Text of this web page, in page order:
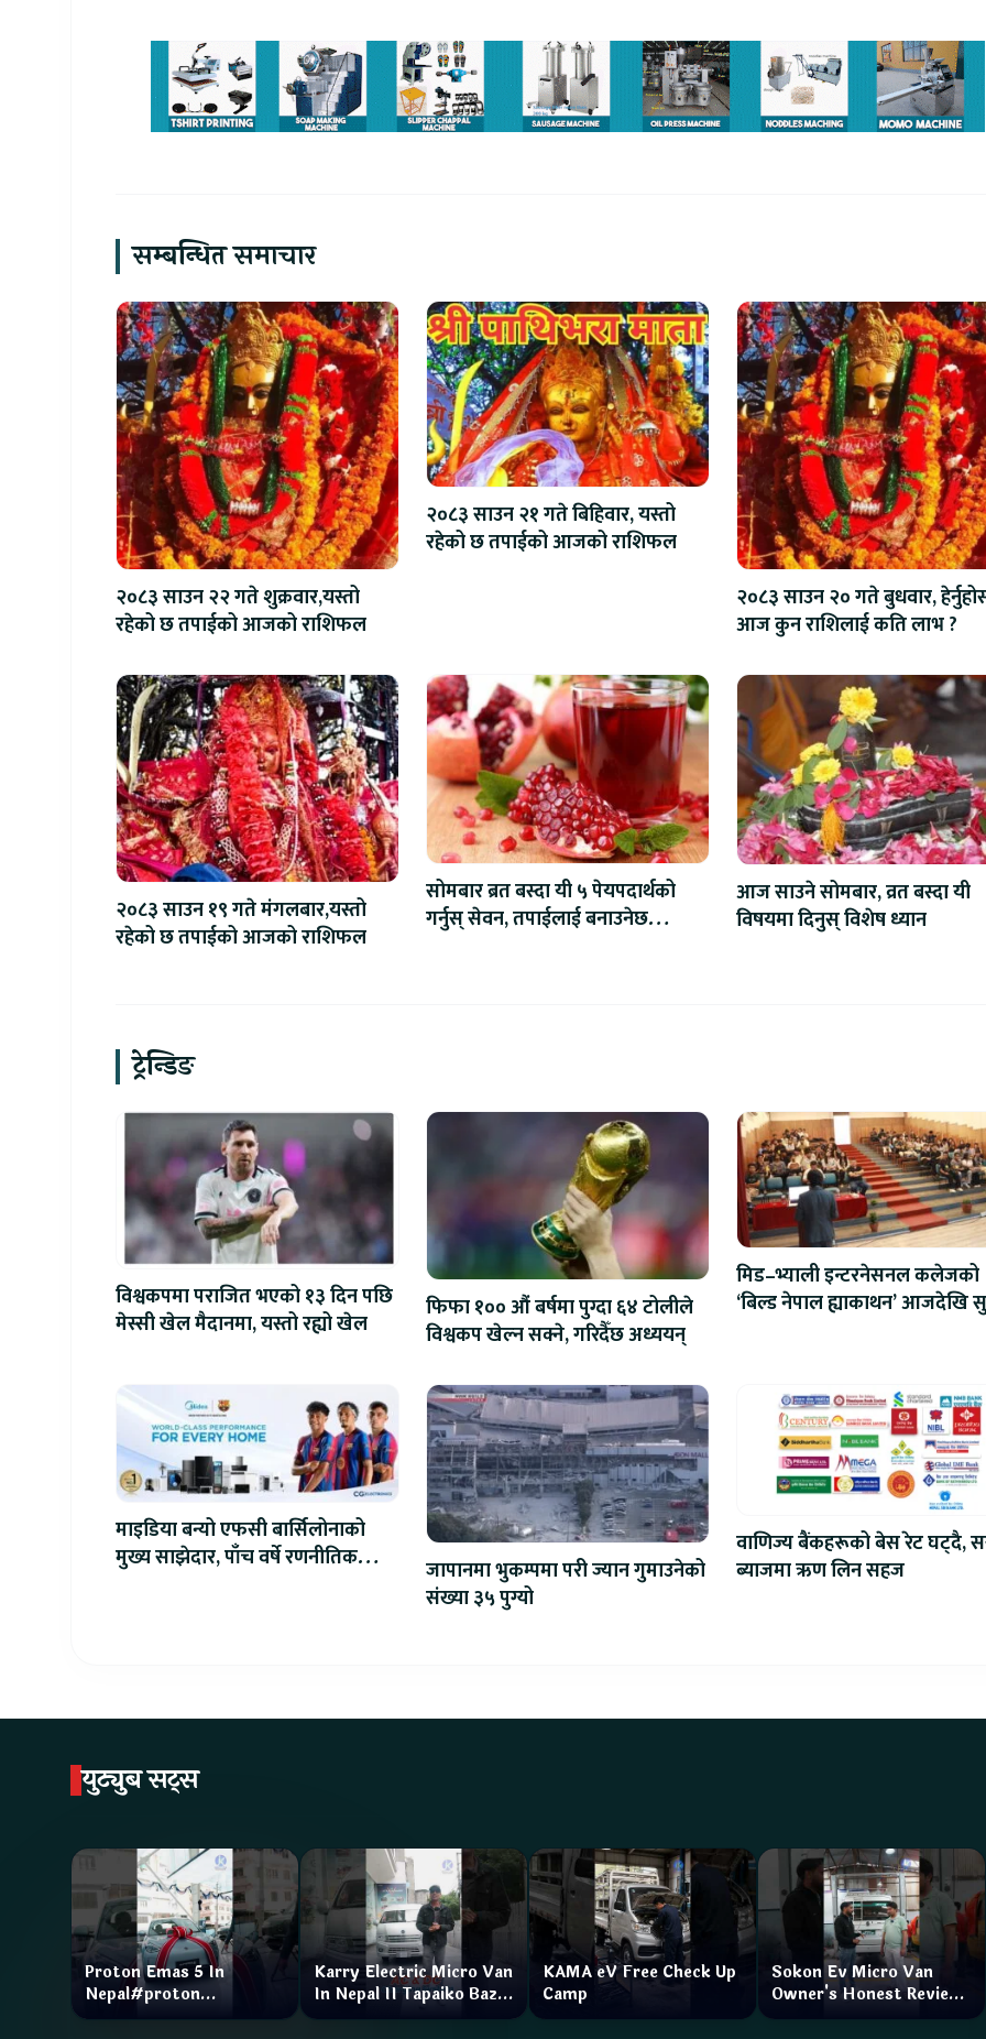
सम्बन्धित समाचार
२०८३ साउन २२ गते शुक्रवार,यस्तो
रहेको छ तपाईको आजको राशिफल
२०८३ साउन २१ गते बिहिवार, यस्तो
रहेको छ तपाईको आजको राशिफल
२०८३ साउन २० गते बुधवार,
आज कुन राशिलाई कति लाभ ?
२०८३ साउन १९ गते मंगलबार,यस्तो
रहेको छ तपाईको आजको राशिफल
सोमबार ब्रत बस्दा यी ५ पेयपदार्थको
गर्नुस् सेवन, तपाईलाई बनाउनेछ
आज साउने सोमबार, व्रत बस्दा यी
विषयमा दिनुस् विशेष ध्यान
ट्रेन्डिङ
विश्वकपमा पराजित भएको १३ दिन पछि
मेस्सी खेल मैदानमा, यस्तो रह्यो खेल
फिफा १०० औं बर्षमा पुग्दा ६४ टोलीले
विश्वकप खेल्न सक्ने, गरिदैँछ अध्ययन्
मिड–भ्याली इन्टरनेसनल कलेजको
‘बिल्ड नेपाल ह्याकाथन’ आजदेखि
माइडिया बन्यो एफसी बार्सिलोनाको
मुख्य साझेदार, पाँच वर्षे रणनीतिक
जापानमा भुकम्पमा परी ज्यान गुमाउनेको
संख्या ३५ पुग्यो
वाणिज्य बैंकहरूको बेस रेट घट्दै,
ब्याजमा ऋण लिन सहज
युट्युब सट्स
Proton Emas 5 In
Nepal#proton
#protonemas5#protonnepal#evcarnepal
Karry Electric Micro Van
In Nepal II Tapaiko Bazar
II Jankari Kendra
KAMA eV Free Check Up
Camp
Sokon Ev Micro Van
Owner's Honest Review
How is the service?